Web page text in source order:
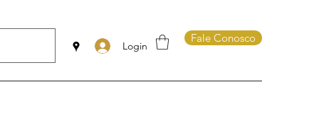
Login
Fale Conosco